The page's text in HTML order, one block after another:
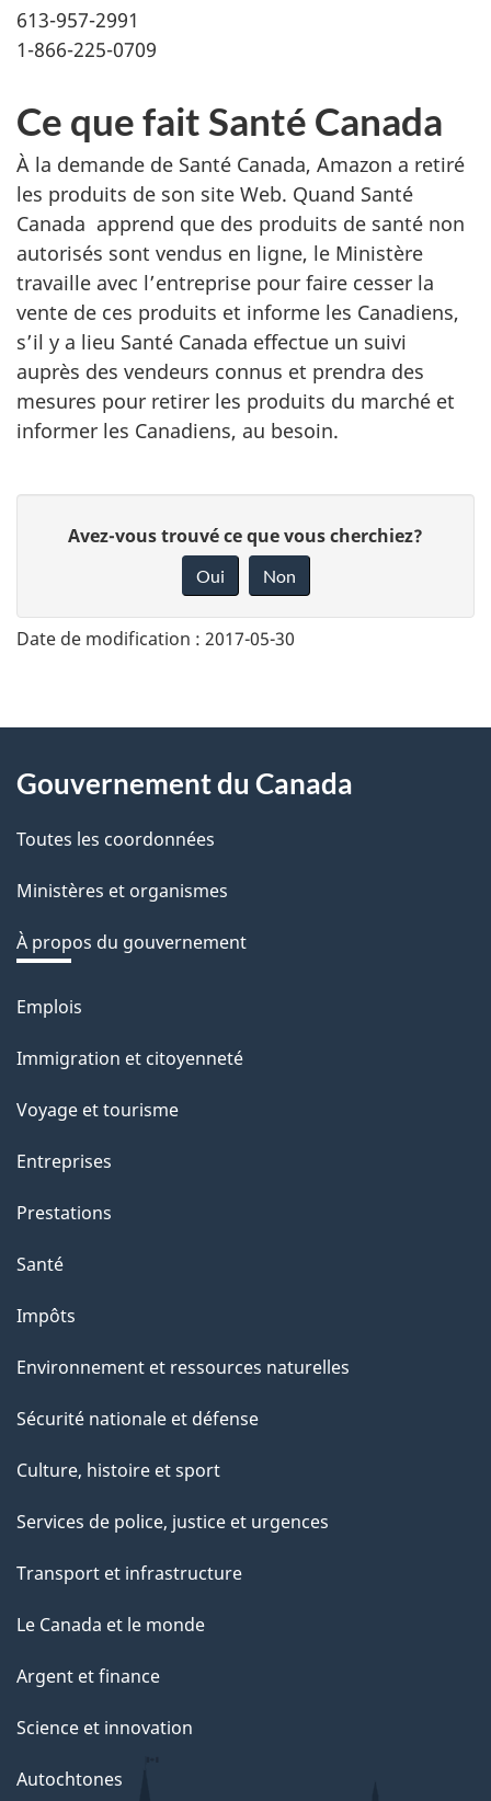
613-957-2991
1-866-225-0709
Ce que fait Santé Canada
À la demande de Santé Canada, Amazon a retiré
les produits de son site Web. Quand Santé
Canada apprend que des produits de santé non
autorisés sont vendus en ligne, le Ministère
travaille avec l’entreprise pour faire cesser la
vente de ces produits et informe les Canadiens,
s’il y a lieu Santé Canada effectue un suivi
auprès des vendeurs connus et prendra des
mesures pour retirer les produits du marché et
informer les Canadiens, au besoin.
n
v
o
t
r
r
é
t
r
a
c
i
o
s
u
c
e
t
e
a
g
Avez-vous trouvé ce que vous cherchiez?
Oui Non
Date de modification : 2017-05-30
About
this
site
Gouvernement du Canada
Toutes les coordonnées
Ministères et organismes
À propos du gouvernement
Thèmes
sujets
Emplois
Immigration et citoyenneté
Voyage et tourisme
Entreprises
Prestations
Santé
Impôts
Environnement et ressources naturelles
Sécurité nationale et défense
Culture, histoire et sport
Services de police, justice et urgences
Transport et infrastructure
Le Canada et le monde
Argent et finance
Science et innovation
Autochtones